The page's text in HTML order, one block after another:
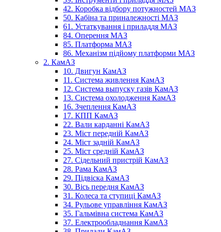
42. Коробка відбору потужностей МАЗ
50. Кабіна та приналежності МАЗ
61. Устаткування і приладдя МАЗ
84. Оперення МАЗ
85. Платформа МАЗ
86. Механізм підйому платформи МАЗ
2. КамАЗ
10. Двигун КамАЗ
11. Система живлення КамАЗ
12. Система выпуску газів КамАЗ
13. Система охолодження КамАЗ
16. Зчеплення КамАЗ
17. КПП КамАЗ
22. Вали карданні КамАЗ
23. Міст передній КамАЗ
24. Міст задній КамАЗ
25. Міст средній КамАЗ
27. Сідельний пристрій КамАЗ
28. Рама КамАЗ
29. Підвіска КамАЗ
30. Вісь передня КамАЗ
31. Колеса та ступиці КамАЗ
34. Рульове управління КамАЗ
35. Гальмівна система КамАЗ
37. Електрообладнання КамАЗ